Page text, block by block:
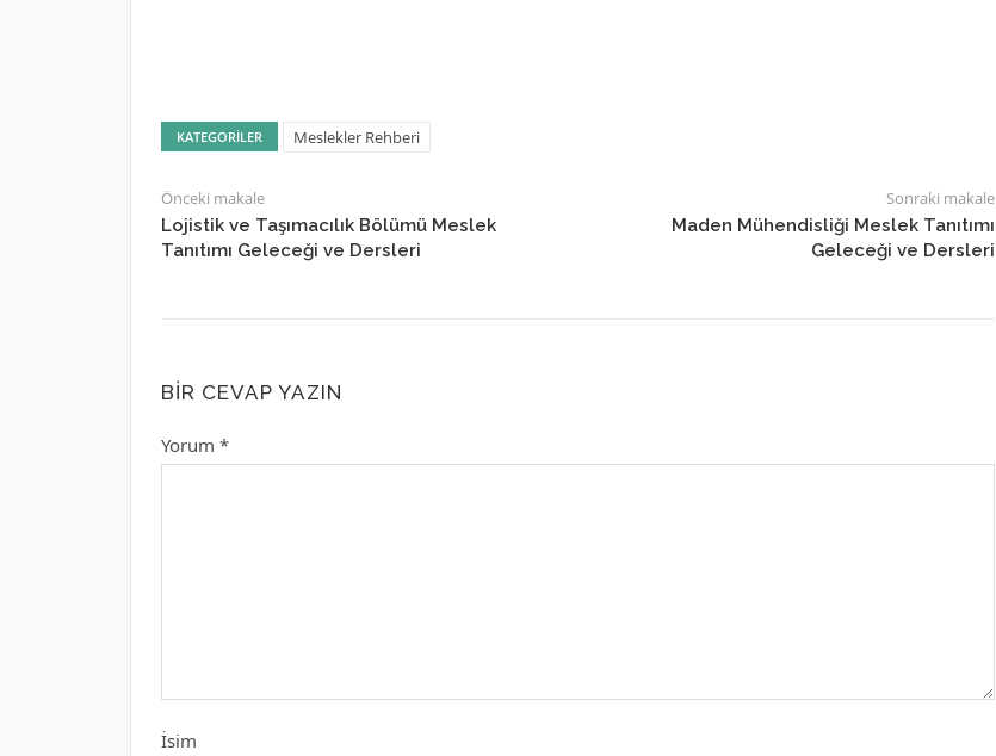
KATEGORILER Meslekler Rehberi
Önceki makale
Lojistik ve Taşımacılık Bölümü Meslek
Tanıtımı Geleceği ve Dersleri
Sonraki makale
Maden Mühendisliği Meslek Tanıtımı
Geleceği ve Dersleri
BIR CEVAP YAZIN
Yorum *
İsim